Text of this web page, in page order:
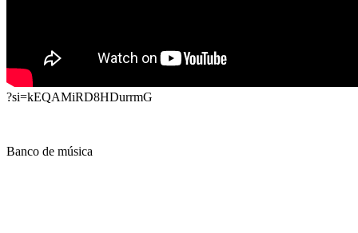
?si=kEQAMiRD8HDurrmG
Banco de música